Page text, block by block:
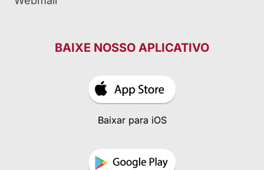
BAIXE NOSSO APLICATIVO
Baixar para iOS